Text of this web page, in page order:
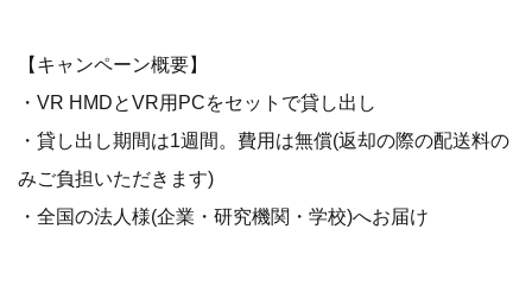
【キャンペーン概要】
・VR HMDとVR用PCをセットで貸し出し
・貸し出し期間は1週間。費用は無償(返却の際の配送料の
みご負担いただきます)
・全国の法人様(企業・研究機関・学校)へお届け